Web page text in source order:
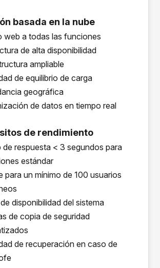
basada en la nube
web a todas las funciones
de alta disponibilidad
ampliable
de equilibrio de carga
geográfica
de datos en tiempo real
de rendimiento
de respuesta < 3 segundos para
estándar
para un mínimo de 100 usuarios
disponibilidad del sistema
de copia de seguridad
de recuperación en caso de